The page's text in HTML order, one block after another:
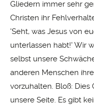
Gliedern immer sehr
Christen ihr
'Seht, was Jesus von
unterlassen habt!' Wir
selbst unsere
anderen Menschen
vorzuhalten. Bloß: Dies
unsere Seite. Es gibt